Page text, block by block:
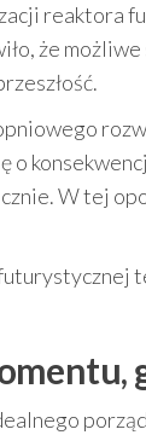
reaktora
że
o
W tej